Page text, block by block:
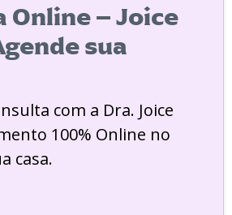
Online – Joice
sua
com a Dra. Joice
100% Online no
casa.